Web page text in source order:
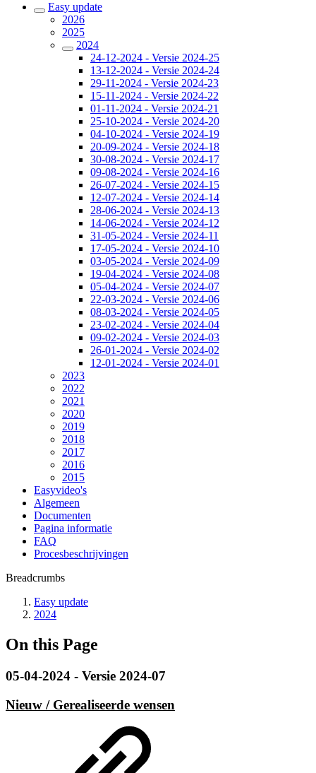
Easy update
2026
2025
2024
24-12-2024 - Versie 2024-25
13-12-2024 - Versie 2024-24
29-11-2024 - Versie 2024-23
15-11-2024 - Versie 2024-22
01-11-2024 - Versie 2024-21
25-10-2024 - Versie 2024-20
04-10-2024 - Versie 2024-19
20-09-2024 - Versie 2024-18
30-08-2024 - Versie 2024-17
09-08-2024 - Versie 2024-16
26-07-2024 - Versie 2024-15
12-07-2024 - Versie 2024-14
28-06-2024 - Versie 2024-13
14-06-2024 - Versie 2024-12
31-05-2024 - Versie 2024-11
17-05-2024 - Versie 2024-10
03-05-2024 - Versie 2024-09
19-04-2024 - Versie 2024-08
05-04-2024 - Versie 2024-07
22-03-2024 - Versie 2024-06
08-03-2024 - Versie 2024-05
23-02-2024 - Versie 2024-04
09-02-2024 - Versie 2024-03
26-01-2024 - Versie 2024-02
12-01-2024 - Versie 2024-01
2023
2022
2021
2020
2019
2018
2017
2016
2015
Easyvideo's
Algemeen
Documenten
Pagina informatie
FAQ
Procesbeschrijvingen
Breadcrumbs
Easy update
2024
On this Page
05-04-2024 - Versie 2024-07
Nieuw / Gerealiseerde wensen